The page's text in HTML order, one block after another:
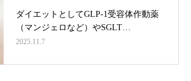
ダイエットとしてGLP-1受容体作動薬
（マンジェロなど）やSGLT…
2025.11.7